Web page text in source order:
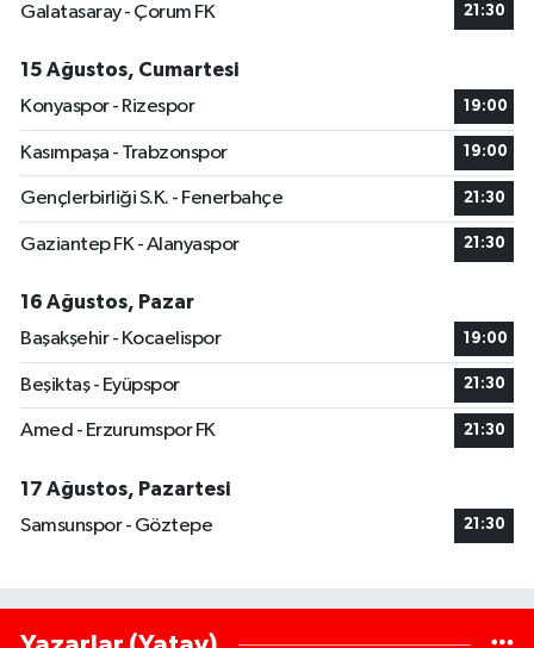
Galatasaray - Çorum FK
21:30
15 Ağustos, Cumartesi
Konyaspor - Rizespor
19:00
Kasımpaşa - Trabzonspor 19:00
Gençlerbirliği S.K. - Fenerbahçe 21:30
Gaziantep FK - Alanyaspor 21:30
16 Ağustos, Pazar
Başakşehir - Kocaelispor
19:00
Beşiktaş - Eyüpspor 21:30
Amed - Erzurumspor FK 21:30
17 Ağustos, Pazartesi
Samsunspor - Göztepe
21:30